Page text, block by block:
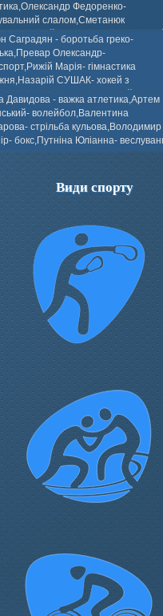
Федоренко-
слалом,Сметанюк
Володимир, Соломяний
Юсіфзаде- гімнастика
бокс,Нікіта БЕЛІК- хокей з
Саградян - боротьба греко-
Олександр-
Марія- гімнастика
СУШАК- хокей з
греко-римська,Сергій
Добротворська-
Якушева - волейбол.
Давидова - важка атлетика,Артем
волейбол,Валентина
стрільба кульова,Володимир
бокс,Путніна Юліанна-
Марія- стрільба
на байдарках і
Види спорту